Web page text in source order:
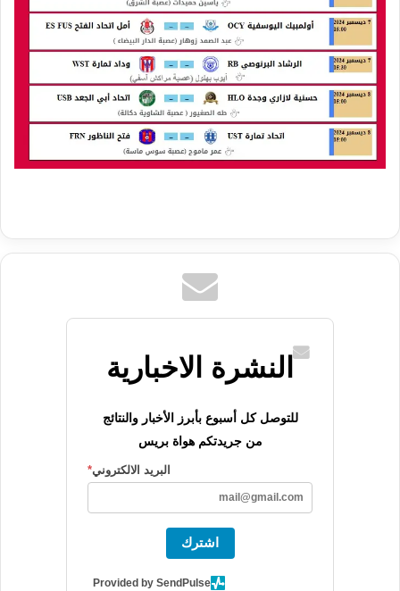
النشرة الاخبارية
للتوصل كل أسبوع بأبرز الأخبار والنتائج
من جريدتكم هواة بريس
البريد الالكتروني*
اشترك
Provided by SendPulse